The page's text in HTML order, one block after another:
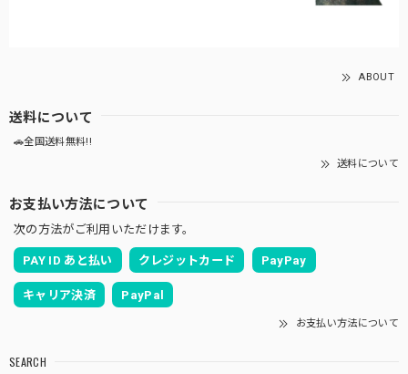
ABOUT
送料について
🚗全国送料無料!!
送料について
お支払い方法について
次の方法がご利用いただけます。
PAY ID あと払い クレジットカード PayPay
キャリア決済 PayPal
お支払い方法について
SEARCH